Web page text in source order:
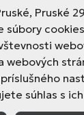
Pruské
webových
súhlas s